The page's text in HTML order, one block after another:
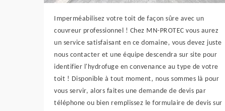
Imperméabilisez votre toit de façon sûre avec un
couvreur professionnel ! Chez MN-PROTEC vous aurez
un service satisfaisant en ce domaine, vous devez juste
nous contacter et une équipe descendra sur site pour
identifier l'hydrofuge en convenance au type de votre
toit ! Disponible à tout moment, nous sommes là pour
vous servir, alors faites une demande de devis par
téléphone ou bien remplissez le formulaire de devis sur